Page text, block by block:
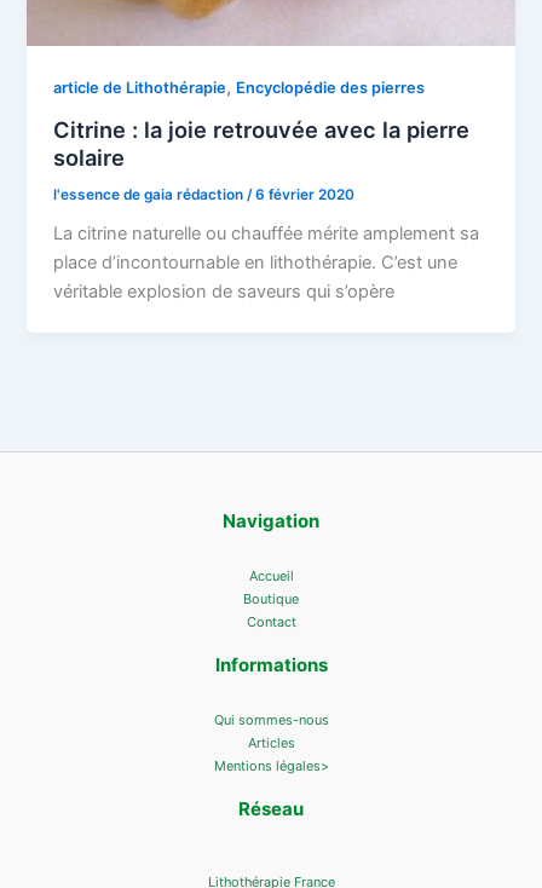
article de Lithothérapie, Encyclopédie des pierres
Citrine : la joie retrouvée avec la pierre
solaire
l'essence de gaia rédaction /6 février 2020
La citrine naturelle ou chauffée mérite amplement sa
place d’incontournable en lithothérapie. C’est une
véritable explosion de saveurs qui s’opère
Navigation
Accueil
Boutique
Contact
Informations
Qui sommes-nous
Articles
Mentions légales>
Réseau
Lithothérapie France